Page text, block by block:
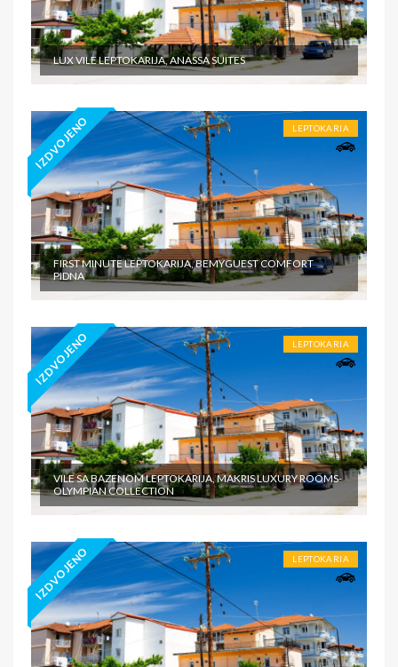
LUX VILE LEPTOKARIJA, ANASSA SUITES
IZDVOJENO LEPTOKARIA
FIRST MINUTE LEPTOKARIJA, BEMYGUEST COMFORT
PIDNA
IZDVOJENO LEPTOKARIA
VILE SA BAZENOM LEPTOKARIJA, MAKRIS LUXURY ROOMS-
OLYMPIAN COLLECTION
IZDVOJENO LEPTOKARIA